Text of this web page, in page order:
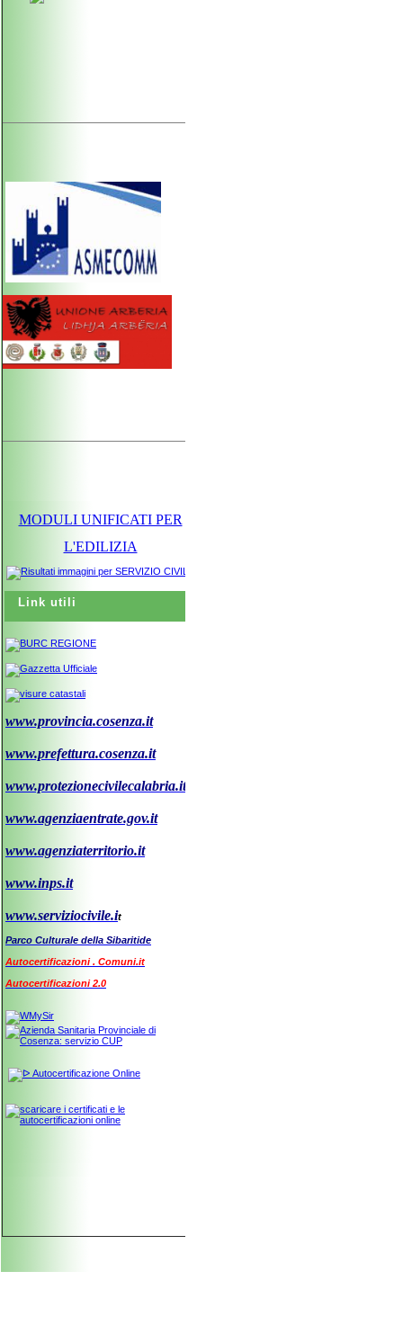
MODULI UNIFICATI PER
L'EDILIZIA
Link utili
www.provincia.cosenza.it
www.prefettura.cosenza.it
www.protezionecivilecalabria.it
www.agenziaentrate.gov.it
www.agenziaterritorio.it
www.inps.it
www.serviziocivile.it
Parco Culturale della Sibaritide
Autocertificazioni . Comuni.it
Autocertificazioni 2.0